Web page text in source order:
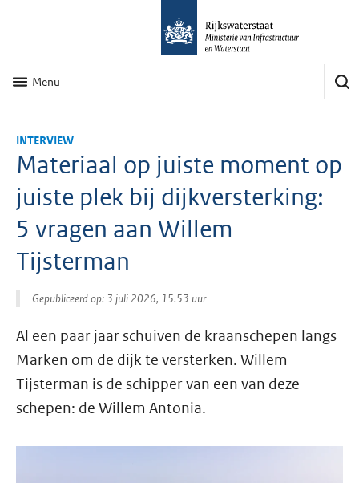
Menu
INTERVIEW
Materiaal op juiste moment op
juiste plek bij dijkversterking:
5 vragen aan Willem
Tijsterman
Gepubliceerd op: 3 juli 2026, 15.53 uur
Al een paar jaar schuiven de kraanschepen langs
Marken om de dijk te versterken. Willem
Tijsterman is de schipper van een van deze
schepen: de Willem Antonia.